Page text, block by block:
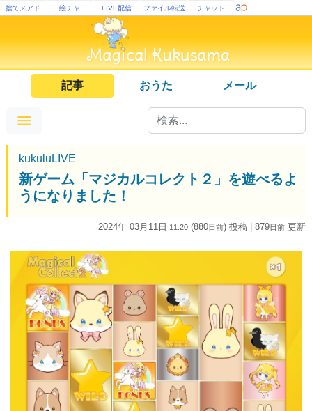
捨てメアド 絵チャ LIVE配信 ファイル転送 チャット
記事 おうた メール
kukuluLIVE
新ゲーム「マジカルコレクト２」を遊べるよ
うになりました！
2024年 03月11日 11:20 (880日前) 投稿 | 879日前 更新